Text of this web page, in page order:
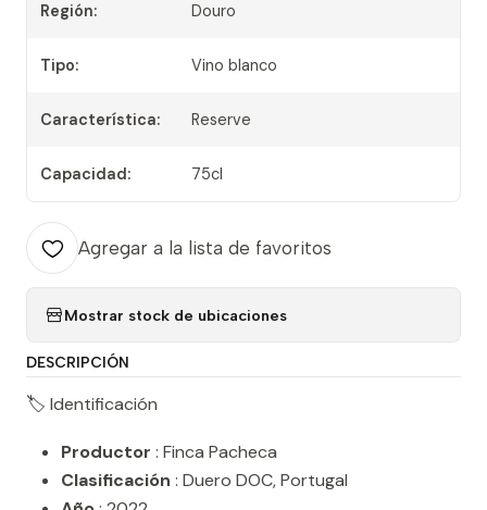
Región: Douro
Tipo: Vino blanco
Característica: Reserve
Capacidad: 75cl
Agregar a la lista de favoritos
Mostrar stock de ubicaciones
DESCRIPCIÓN
🏷️ Identificación
Productor : Finca Pacheca
Clasificación : Duero DOC, Portugal